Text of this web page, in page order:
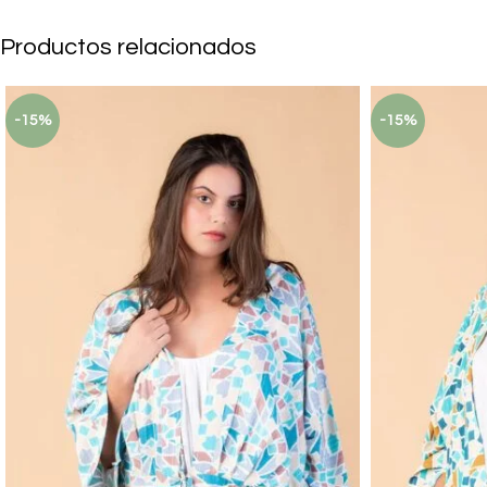
Productos relacionados
-15% -15%